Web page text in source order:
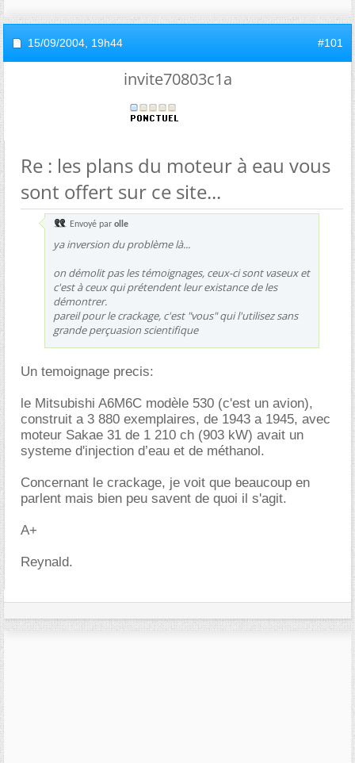
15/09/2004, 19h44 #101
invite70803c1a
Re : les plans du moteur à eau vous
sont offert sur ce site...
Envoyé par olle
ya inversion du problème là...
on démolit pas les témoignages, ceux-ci sont vaseux et
c'est à ceux qui prétendent leur existance de les
démontrer.
pareil pour le crackage, c'est "vous" qui l'utilisez sans
grande perçuasion scientifique
Un temoignage precis:
le Mitsubishi A6M6C modèle 530 (c'est un avion),
construit a 3 880 exemplaires, de 1943 a 1945, avec
moteur Sakae 31 de 1 210 ch (903 kW) avait un
systeme d'injection d’eau et de méthanol.
Concernant le crackage, je voit que beaucoup en
parlent mais bien peu savent de quoi il s'agit.
A+
Reynald.